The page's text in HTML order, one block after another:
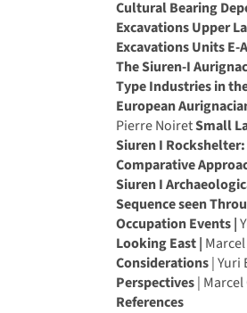
Cultural Bearing
Excavations Upper
Excavations Units E-A
The Siuren-I
Type Industries in
European
Pierre NoiretSmall
Siuren I
Comparative
Siuren I
Sequence seen
Occupation Events |
Looking East |
Considerations| Yuri
Perspectives|
References